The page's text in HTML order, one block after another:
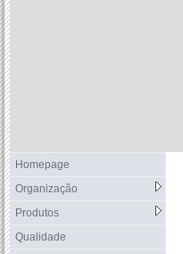
Homepage
Organização
Produtos
Qualidade